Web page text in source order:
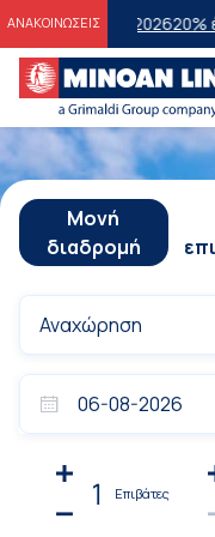
ΑΝΑΚΟΙΝΩΣΕΙΣ
202620% έκπτωση στην
Μονή
διαδρομή
1 Επιβάτες